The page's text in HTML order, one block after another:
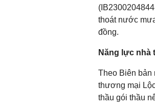
thoát nước
đồng.
Năng lực nhà
Theo Biên bản
thương mại
thầu gói thầu